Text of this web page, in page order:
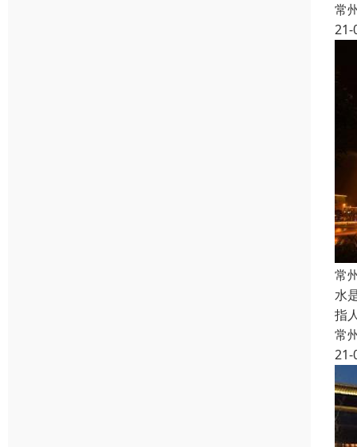
常
21-
常
水
指
常
21-